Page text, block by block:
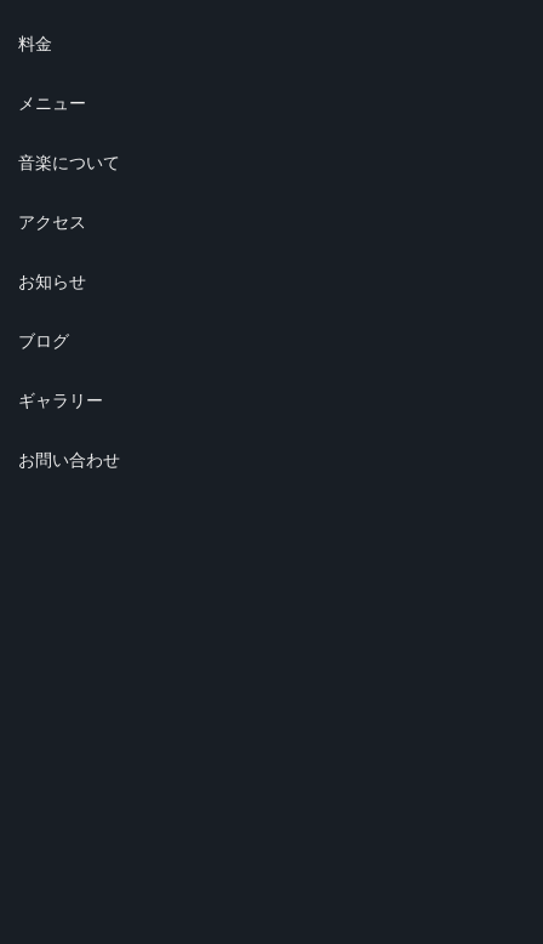
料金
メニュー
音楽について
アクセス
お知らせ
ブログ
ギャラリー
お問い合わせ